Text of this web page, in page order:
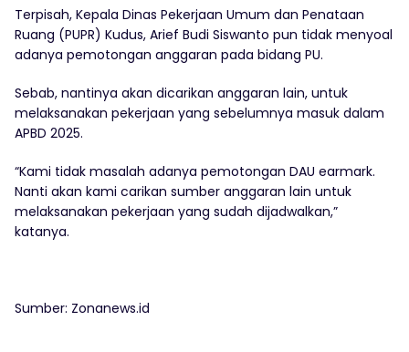
Terpisah, Kepala Dinas Pekerjaan Umum dan Penataan
Ruang (PUPR) Kudus, Arief Budi Siswanto pun tidak menyoal
adanya pemotongan anggaran pada bidang PU.
Sebab, nantinya akan dicarikan anggaran lain, untuk
melaksanakan pekerjaan yang sebelumnya masuk dalam
APBD 2025.
“Kami tidak masalah adanya pemotongan DAU earmark.
Nanti akan kami carikan sumber anggaran lain untuk
melaksanakan pekerjaan yang sudah dijadwalkan,”
katanya.
Sumber: Zonanews.id